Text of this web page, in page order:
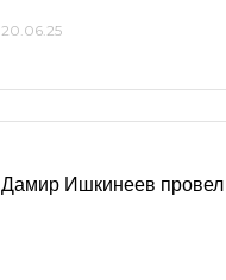
20.06.25
Дамир Ишкинеев